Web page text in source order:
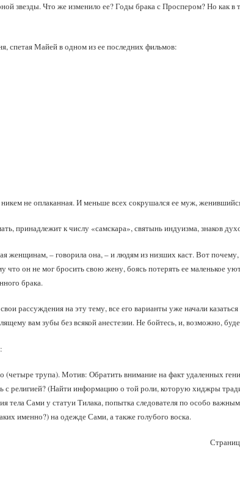
звезды. Что же изменило ее? Годы брака с Проспером? Но как
спетая Майей в одном из ее последних фильмов:
не оплаканная. И меньше всех сокрушался ее муж,
принадлежит к числу «самскара», святынь индуизма, знаков
женщинам, – говорила она, – и людям из низших каст. Вот
что он не мог бросить свою жену, боясь потерять ее маленькое
брака.
рассуждения на эту тему, все его варианты уже начали
вам зубы без всякой анестезии. Не бойтесь, и, возможно,
трупа). Мотив: Обратить внимание на факт удаленных
с религией? (Найти информацию о той роли, которую хиджры
тела Сами у статуи Тилака, попытка следователя по особо
именно?) на одежде Сами, а также голубого воска.